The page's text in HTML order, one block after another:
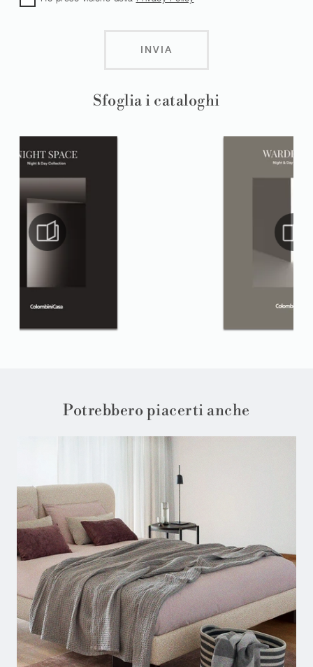
Sfoglia i cataloghi
INVIA
Potrebbero piacerti anche